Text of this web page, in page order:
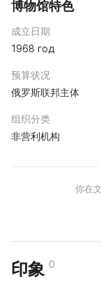
博物馆特色
成立日期
1968 год
预算状况
俄罗斯联邦主体
组织分类
非营利机构
你在
印象 0